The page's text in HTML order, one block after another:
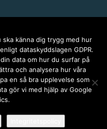
ska känna dig trygg med hur
dataskyddslagen GDPR.
data om hur du surfar på
och analysera hur våra
en så bra upplevelse som
gör vi med hjälp av Google